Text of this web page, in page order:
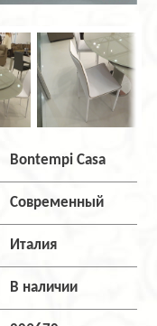
Bontempi Casa
Современный
Италия
В наличии